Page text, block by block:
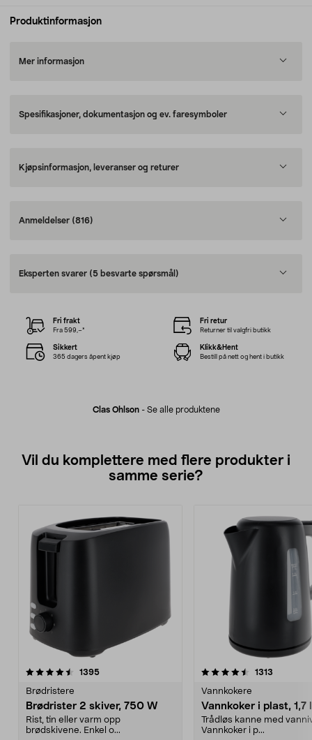
Produktinformasjon
Mer informasjon
Spesifikasjoner, dokumentasjon og ev. faresymboler
Kjøpsinformasjon, leveranser og returer
Anmeldelser (816)
Eksperten svarer (5 besvarte spørsmål)
Clas Ohlson- Se alle produktene
Fri frakt
Fra 599,–*
Fri retur
Returner til valgfri butikk
Sikkert
365 dagers åpent kjøp
Klikk&Hent
Bestill på nett og hent i butikk
Vil du komplettere med flere produkter i
samme serie?
1395anmeldelser
Brødristere
Brødrister 2 skiver, 750 W
Rist, tin eller varm opp
brødskivene. Enkel o...
4.5av 5 stjerner 1313
Vannkokere
Vannkoker i plast, 1,7
Trådløs kanne med
Vannkoker i p...
3.5av 5 stjerner